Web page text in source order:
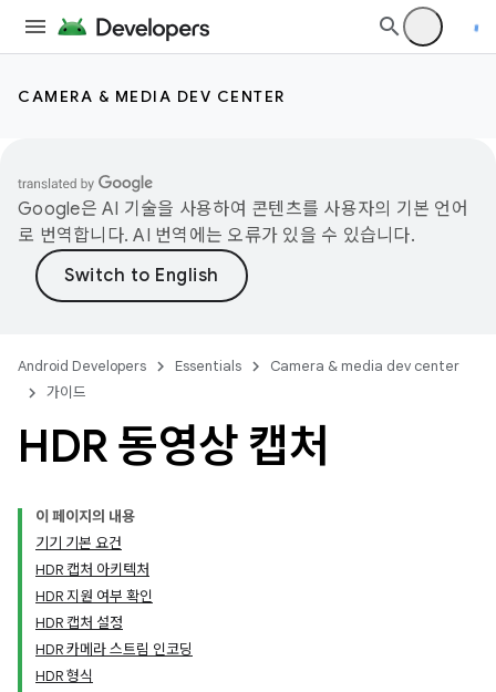
CAMERA & MEDIA DEV CENTER
Google은 AI 기술을 사용하여 콘텐츠를 사용자의 기본 언어
로 번역합니다. AI 번역에는 오류가 있을 수 있습니다.
Android Developers Essentials
Camera & media dev center
가이드
HDR 동영상 캡처
이 페이지의 내용
기기 기본 요건
HDR 캡처 아키텍처
HDR 지원 여부 확인
HDR 캡처 설정
HDR 카메라 스트림 인코딩
HDR 형식